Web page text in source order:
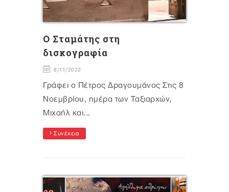
Ο Σταμάτης στη
δισκογραφία
8/11/2022
Γράφει ο Πέτρος Δραγουμάνος Στις 8
Noεμβρίου, ημέρα των Ταξιαρχών,
Μιχαήλ και...
Συνέχεια